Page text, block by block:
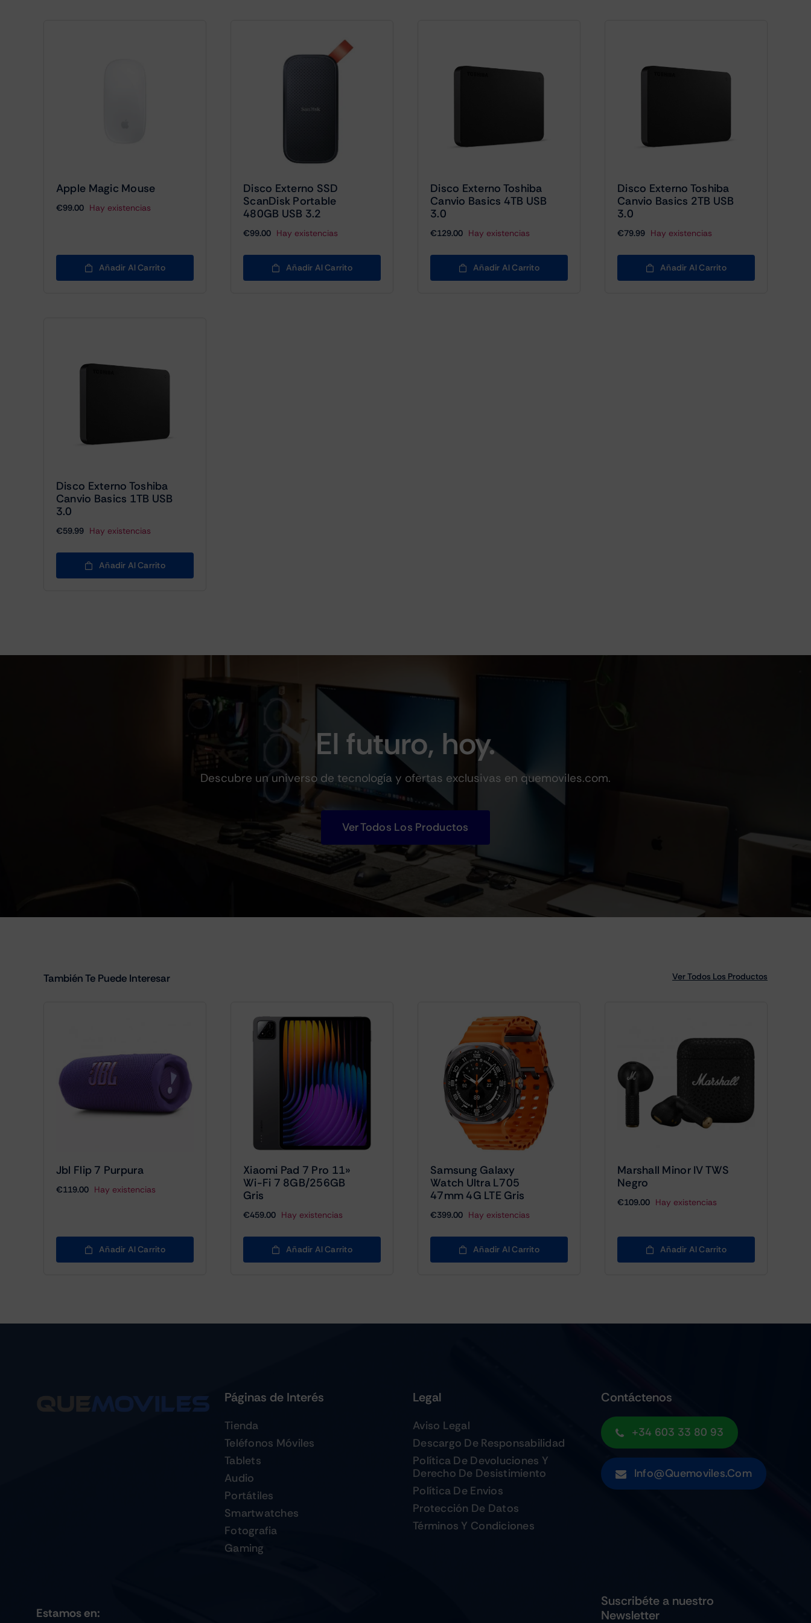
Apple Magic Mouse
€99.00 Hay existencias
Añadir Al Carrito
Disco Externo SSD
ScanDisk Portable
480GB USB 3.2
€99.00 Hay existencias
Añadir Al Carrito
Disco Externo Toshiba
Canvio Basics 4TB USB
3.0
€129.00 Hay existencias
Añadir Al Carrito
Disco Externo Toshiba
Canvio Basics 2TB USB
3.0
€79.99 Hay existencias
Añadir Al Carrito
Disco Externo Toshiba
Canvio Basics 1TB USB
3.0
€59.99 Hay existencias
Añadir Al Carrito
El futuro, hoy.
Descubre un universo de tecnología y ofertas exclusivas en quemoviles.com.
Ver Todos Los Productos
También Te Puede Interesar Ver Todos Los Productos
Jbl Flip 7 Purpura
€119.00 Hay existencias
Añadir Al Carrito
Xiaomi Pad 7 Pro 11»
Wi-Fi 7 8GB/256GB
Gris
€459.00 Hay existencias
Añadir Al Carrito
Samsung Galaxy
Watch Ultra L705
47mm 4G LTE Gris
€399.00 Hay existencias
Añadir Al Carrito
Marshall Minor IV TWS
Negro
€109.00 Hay existencias
Añadir Al Carrito
Páginas de Interés
Tienda
Teléfonos Móviles
Tablets
Audio
Portátiles
Smartwatches
Fotografia
Gaming
Legal
Aviso Legal
Descargo De Responsabilidad
Política De Devoluciones Y
Derecho De Desistimiento
Política De Envios
Protección De Datos
Términos Y Condiciones
Contáctenos
+34 603 33 80 93
Info@quemoviles.com
Estamos en:
Suscribéte a nuestro
Newsletter